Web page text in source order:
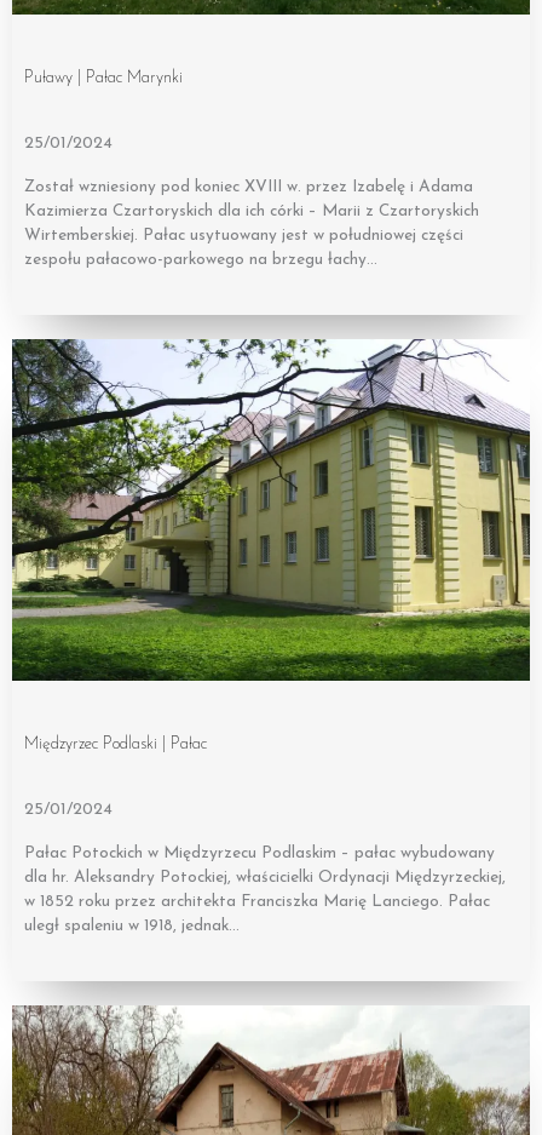
Puławy | Pałac Marynki
25/01/2024
Został wzniesiony pod koniec XVIII w. przez Izabelę i Adama
Kazimierza Czartoryskich dla ich córki – Marii z Czartoryskich
Wirtemberskiej. Pałac usytuowany jest w południowej części
zespołu pałacowo-parkowego na brzegu łachy…
Międzyrzec Podlaski | Pałac
25/01/2024
Pałac Potockich w Międzyrzecu Podlaskim – pałac wybudowany
dla hr. Aleksandry Potockiej, właścicielki Ordynacji Międzyrzeckiej,
w 1852 roku przez architekta Franciszka Marię Lanciego. Pałac
uległ spaleniu w 1918, jednak…